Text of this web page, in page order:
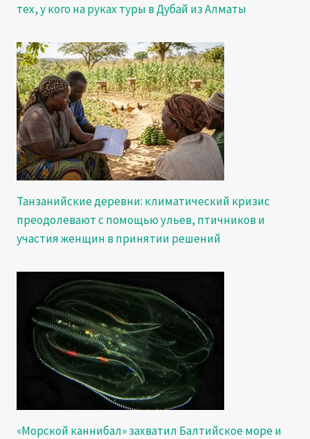
тех, у кого на руках туры в Дубай из Алматы
Танзанийские деревни: климатический кризис
преодолевают с помощью ульев, птичников и
участия женщин в принятии решений
«Морской каннибал» захватил Балтийское море и